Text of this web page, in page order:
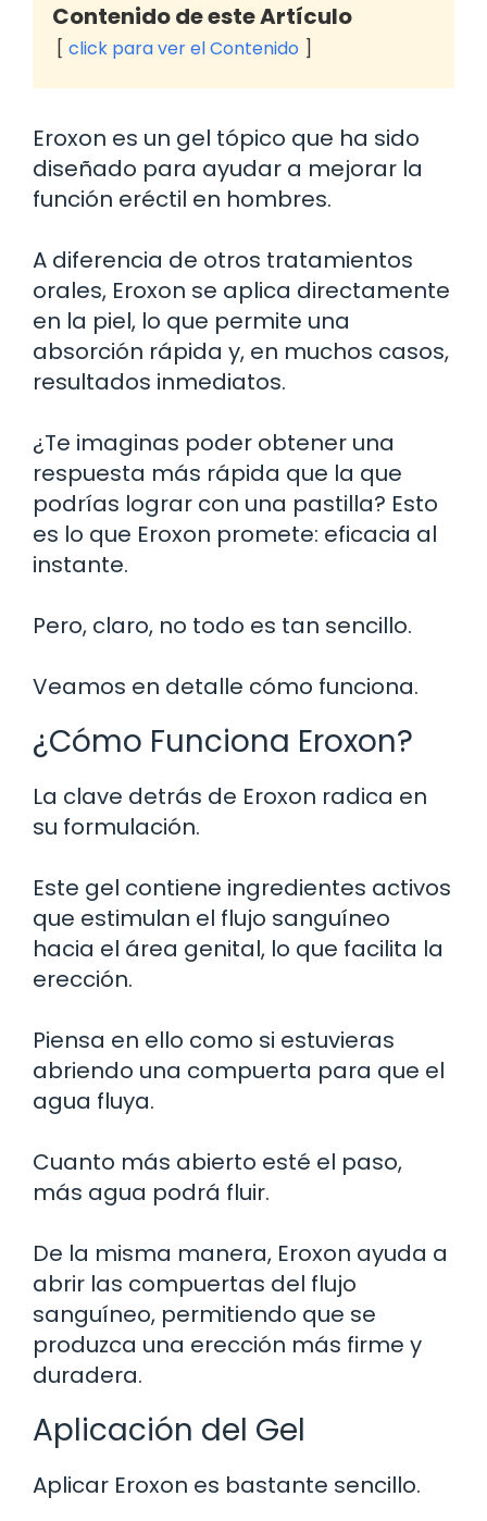
Contenido de este Artículo
click para ver el Contenido
Eroxon es un gel tópico que ha sido
diseñado para ayudar a mejorar la
función eréctil en hombres.
A diferencia de otros tratamientos
orales, Eroxon se aplica directamente
en la piel, lo que permite una
absorción rápida y, en muchos casos,
resultados inmediatos.
¿Te imaginas poder obtener una
respuesta más rápida que la que
podrías lograr con una pastilla? Esto
es lo que Eroxon promete: eficacia al
instante.
Pero, claro, no todo es tan sencillo.
Veamos en detalle cómo funciona.
¿Cómo Funciona Eroxon?
La clave detrás de Eroxon radica en
su formulación.
Este gel contiene ingredientes activos
que estimulan el flujo sanguíneo
hacia el área genital, lo que facilita la
erección.
Piensa en ello como si estuvieras
abriendo una compuerta para que el
agua fluya.
Cuanto más abierto esté el paso,
más agua podrá fluir.
De la misma manera, Eroxon ayuda a
abrir las compuertas del flujo
sanguíneo, permitiendo que se
produzca una erección más firme y
duradera.
Aplicación del Gel
Aplicar Eroxon es bastante sencillo.